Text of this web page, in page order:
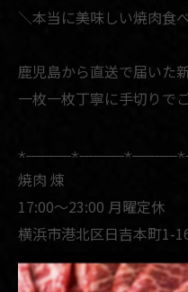
＼本当に美味しい焼肉食
鹿児島から直送で届いた
一枚一枚丁寧に手切りで
焼肉 煉
17:00〜23:00 月曜定休
横浜市港北区日吉本町1-
東急東横線 日吉駅徒歩3
045-594-8129